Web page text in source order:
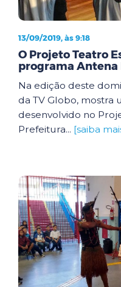
13/09/2019, às 9:18
O Projeto Teatro
programa Antena
Na edição deste
da TV Globo,
desenvolvido no
Prefeitura... [saiba